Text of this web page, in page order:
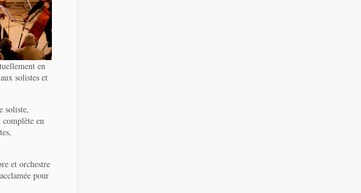
en
solistes et
soliste,
en
et orchestre
pour